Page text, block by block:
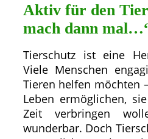
Aktiv für den
mach dann
Tierschutz ist eine
Viele Menschen
Tieren helfen möchten
Leben ermöglichen,
Zeit verbringen
wunderbar. Doch